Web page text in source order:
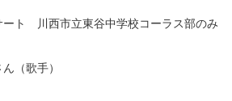
ート 川西市立東谷中学校コーラス部のみ
（歌手）